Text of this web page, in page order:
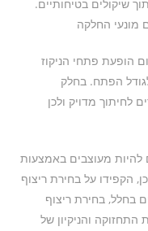
שיקולים בטיחותיים.
מונעי החלקה
הופעת פתחי הניקוז
הפתח. בחלק
לחיתוך מדויק ולכן
להיות מעוצבים באמצעות
הקפידו על בחירת ריצוף
בחלל, בחירת ריצוף
והניקיון של